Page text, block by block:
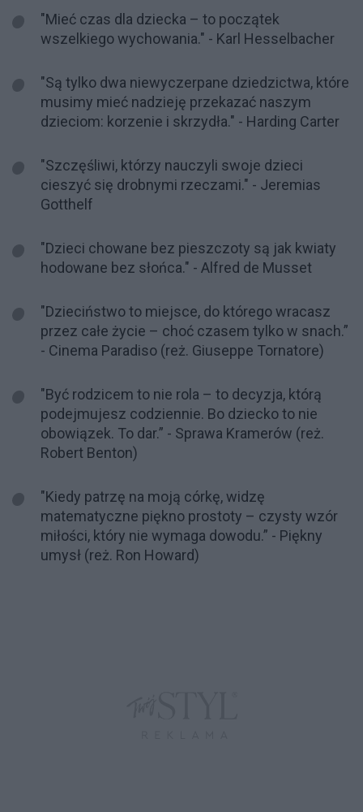
"Mieć czas dla dziecka – to początek
wszelkiego wychowania." - Karl Hesselbacher
"Są tylko dwa niewyczerpane dziedzictwa, które
musimy mieć nadzieję przekazać naszym
dzieciom: korzenie i skrzydła." - Harding Carter
"Szczęśliwi, którzy nauczyli swoje dzieci
cieszyć się drobnymi rzeczami." - Jeremias
Gotthelf
"Dzieci chowane bez pieszczoty są jak kwiaty
hodowane bez słońca." - Alfred de Musset
"Dzieciństwo to miejsce, do którego wracasz
przez całe życie – choć czasem tylko w snach.”
- Cinema Paradiso (reż. Giuseppe Tornatore)
"Być rodzicem to nie rola – to decyzja, którą
podejmujesz codziennie. Bo dziecko to nie
obowiązek. To dar.” - Sprawa Kramerów (reż.
Robert Benton)
"Kiedy patrzę na moją córkę, widzę
matematyczne piękno prostoty – czysty wzór
miłości, który nie wymaga dowodu.” - Piękny
umysł (reż. Ron Howard)